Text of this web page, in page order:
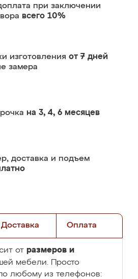
при заключении
всего 10%
изготовления от 7 дней
замера
на 3, 4, 6 месяцев
доставка и подъем
Доставка Оплата
от размеров и
мебели. Просто
любому из телефонов: